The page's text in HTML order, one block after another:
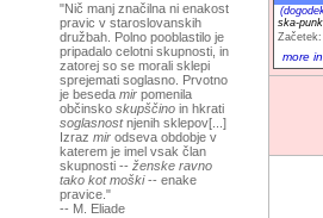
"Nič manj značilna ni enakost
pravic v staroslovanskih
družbah. Polno pooblastilo je
pripadalo celotni skupnosti, in
zatorej so se morali sklepi
sprejemati soglasno. Prvotno
je beseda mir pomenila
občinsko skupščino in hkrati
soglasnostnjenih sklepov[...]
Izraz mir odseva obdobje v
katerem je imel vsak član
skupnosti -- ženske ravno
tako kot moški-- enake
pravice."
-- M. Eliade
ska-
more